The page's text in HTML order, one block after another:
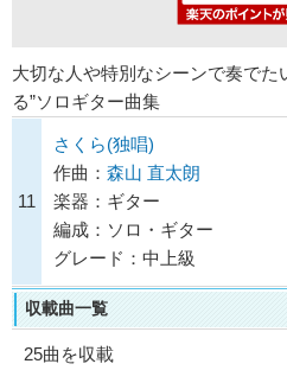
大切な人や特別なシーンで奏でた
る”ソロギター曲集
11
さくら(独唱)
作曲： 森山 直太朗
楽器：ギター
編成：ソロ・ギター
グレード：中上級
収載曲一覧
25曲を収載